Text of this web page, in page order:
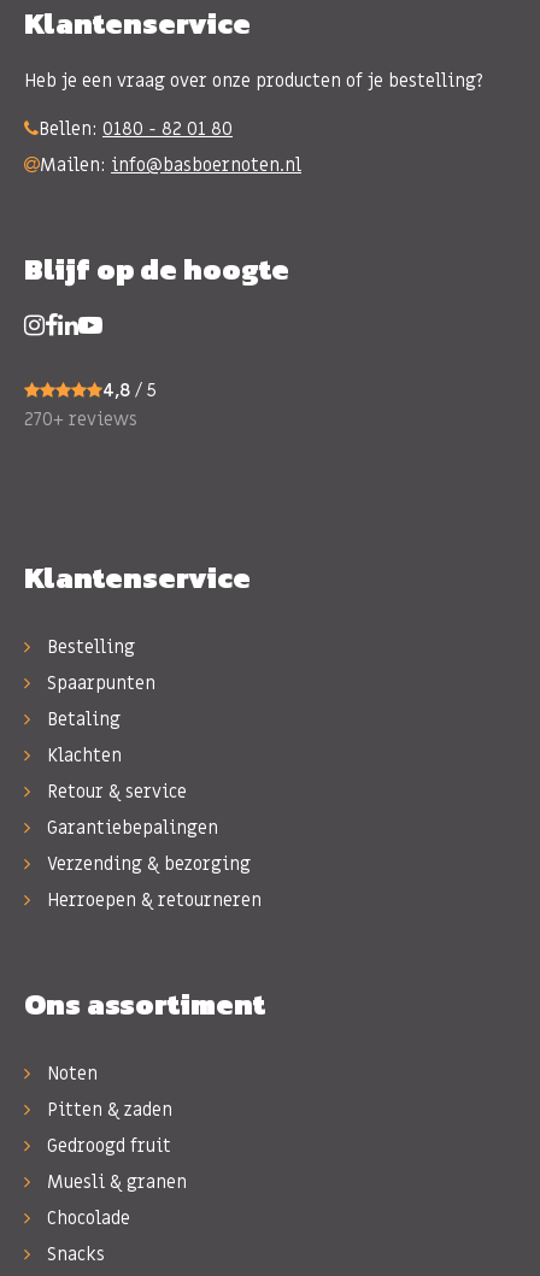
Klantenservice
Heb je een vraag over onze producten of je bestelling?
Bellen: 0180 - 82 01 80
Mailen: info@basboernoten.nl
Blijf op de hoogte
4,8 / 5
270+ reviews
Klantenservice
Bestelling
Spaarpunten
Betaling
Klachten
Retour & service
Garantiebepalingen
Verzending & bezorging
Herroepen & retourneren
Ons assortiment
Noten
Pitten & zaden
Gedroogd fruit
Muesli & granen
Chocolade
Snacks